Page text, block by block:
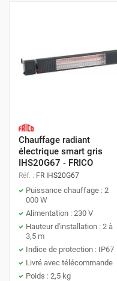
Chauffage radiant
électrique smart gris
IHS20G67 - FRICO
Réf. : FR IHS20G67
Puissance chauffage : 2
000 W
Alimentation : 230 V
Hauteur d'installation : 2 à
3,5 m
Indice de protection : IP67
Livré avec télécommande
Poids : 2,5 kg